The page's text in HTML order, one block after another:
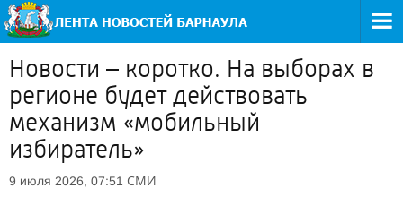
Новости – коротко. На выборах в
регионе будет действовать
механизм «мобильный
избиратель»
9 июля 2026, 07:51 СМИ